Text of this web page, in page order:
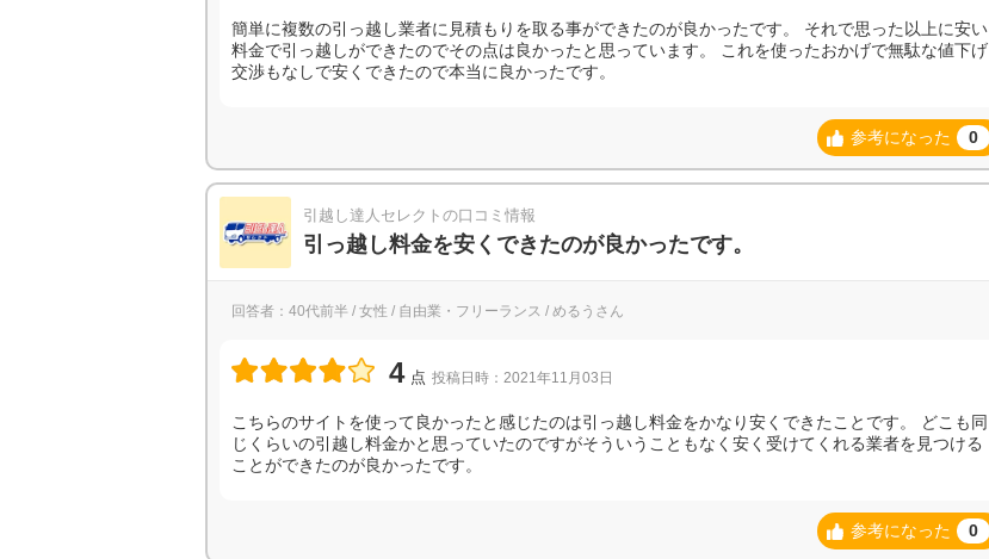
簡単に複数の引っ越し業者に見積もりを取る事ができたのが良かったです。 それで思った以上に安い
料金で引っ越しができたのでその点は良かったと思っています。 これを使ったおかげで無駄な値下げ
交渉もなしで安くできたので本当に良かったです。
参考になった 0
引越し達人セレクトの口コミ情報
引っ越し料金を安くできたのが良かったです。
回答者：40代前半 / 女性 / 自由業・フリーランス / めるうさん
4 点 投稿日時：2021年11月03日
こちらのサイトを使って良かったと感じたのは引っ越し料金をかなり安くできたことです。 どこも同
じくらいの引越し料金かと思っていたのですがそういうこともなく安く受けてくれる業者を見つける
ことができたのが良かったです。
参考になった 0